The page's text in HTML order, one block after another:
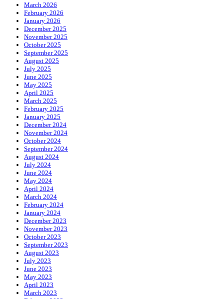
March 2026
February 2026
January 2026
December 2025
November 2025
October 2025
September 2025
August 2025
July 2025
June 2025
May 2025
April 2025
March 2025
February 2025
January 2025
December 2024
November 2024
October 2024
September 2024
August 2024
July 2024
June 2024
May 2024
April 2024
March 2024
February 2024
January 2024
December 2023
November 2023
October 2023
September 2023
August 2023
July 2023
June 2023
May 2023
April 2023
March 2023